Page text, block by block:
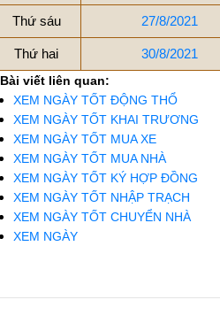
Thứ sáu 27/8/2021
Thứ hai 30/8/2021
Bài viết liên quan:
XEM NGÀY TỐT ĐỘNG THỔ
XEM NGÀY TỐT KHAI TRƯƠNG
XEM NGÀY TỐT MUA XE
XEM NGÀY TỐT MUA NHÀ
XEM NGÀY TỐT KÝ HỢP ĐỒNG
XEM NGÀY TỐT NHẬP TRẠCH
XEM NGÀY TỐT CHUYỂN NHÀ
XEM NGÀY